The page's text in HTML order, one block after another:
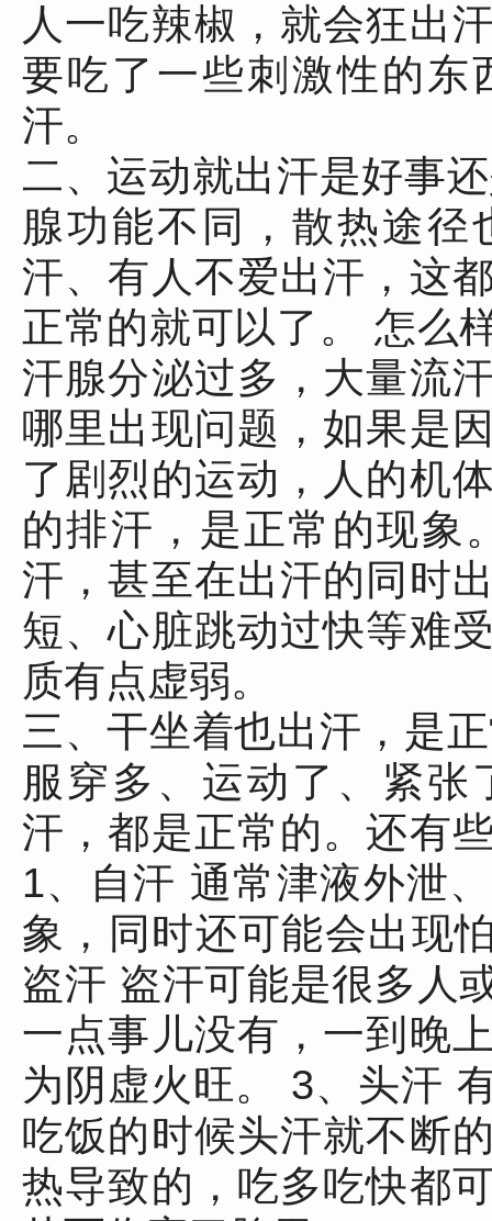
人一吃辣椒，就会狂出
要吃了一些刺激性的东
汗。
二、运动就出汗是好事
腺功能不同，散热途
汗、有人不爱出汗，这
正常的就可以了。 怎么
汗腺分泌过多，大量流
哪里出现问题，如果是
了剧烈的运动，人的机
的排汗，是正常的现象
汗，甚至在出汗的同时
短、心脏跳动过快等难
质有点虚弱。
三、干坐着也出汗，是
服穿多、运动了、紧
汗，都是正常的。还有
1、自汗 通常津液外泄
象，同时还可能会出现
盗汗 盗汗可能是很多人
一点事儿没有，一到晚
为阴虚火旺。 3、头汗
吃饭的时候头汗就不断
热导致的，吃多吃快都